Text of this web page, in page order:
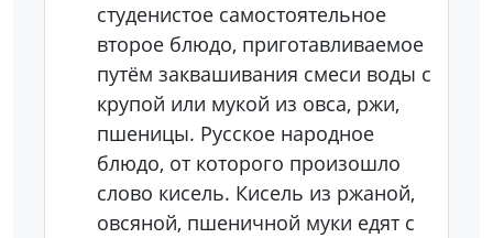
студенистое самостоятельное
второе блюдо, приготавливаемое
путём заквашивания смеси воды с
крупой или мукой из овса, ржи,
пшеницы. Русское народное
блюдо, от которого произошло
слово кисель. Кисель из ржаной,
овсяной, пшеничной муки едят с